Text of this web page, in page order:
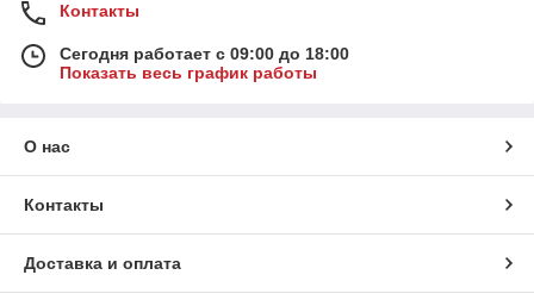
Контакты
Сегодня работает с 09:00 до 18:00
Показать весь график работы
О нас
Контакты
Доставка и оплата